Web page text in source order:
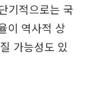
기적으로는 국
이 역사적 상
가능성도 있